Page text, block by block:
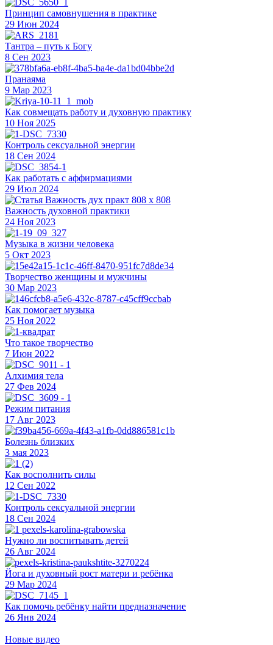
Принцип самовнушения в практике
29 Июн 2024
Тантра – путь к Богу
8 Сен 2023
Пранаяма
9 Мар 2023
Как совмещать работу и духовную практику
10 Ноя 2025
Контроль сексуальной энергии
18 Сен 2024
Как работать с аффирмациями
29 Июл 2024
Важность духовной практики
24 Ноя 2023
Музыка в жизни человека
5 Окт 2023
Творчество женщины и мужчины
30 Мар 2023
Как помогает музыка
25 Ноя 2022
Что такое творчество
7 Июн 2022
Алхимия тела
27 Фев 2024
Режим питания
17 Авг 2023
Болезнь близких
3 мая 2023
Как восполнить силы
12 Сен 2022
Контроль сексуальной энергии
18 Сен 2024
Нужно ли воспитывать детей
26 Авг 2024
Йога и духовный рост матери и ребёнка
29 Мар 2024
Как помочь ребёнку найти предназначение
26 Янв 2024
Новые видео